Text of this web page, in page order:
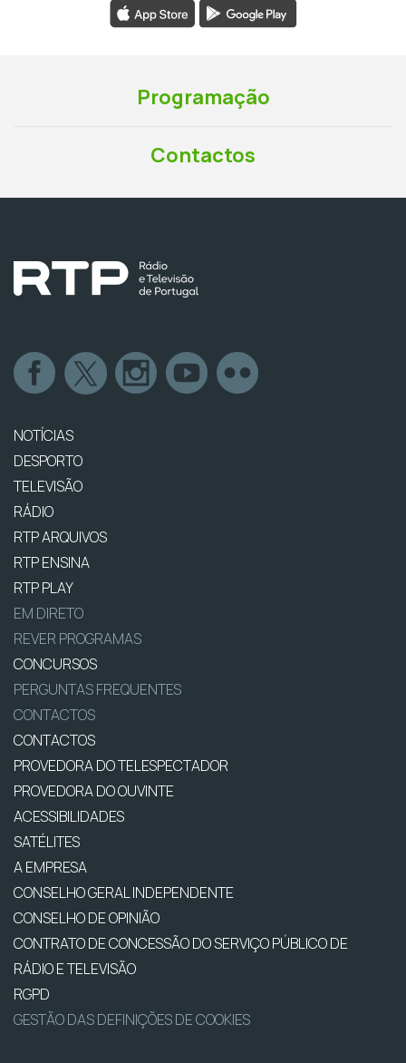
Programação
Contactos
NOTÍCIAS
DESPORTO
TELEVISÃO
RÁDIO
RTP ARQUIVOS
RTP ENSINA
RTP PLAY
EM DIRETO
REVER PROGRAMAS
CONCURSOS
PERGUNTAS FREQUENTES
CONTACTOS
CONTACTOS
PROVEDORA DO TELESPECTADOR
PROVEDORA DO OUVINTE
ACESSIBILIDADES
SATÉLITES
A EMPRESA
CONSELHO GERAL INDEPENDENTE
CONSELHO DE OPINIÃO
CONTRATO DE CONCESSÃO DO SERVIÇO PÚBLICO DE
RÁDIO E TELEVISÃO
RGPD
GESTÃO DAS DEFINIÇÕES DE COOKIES